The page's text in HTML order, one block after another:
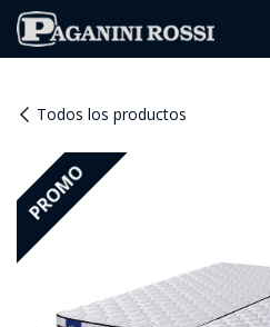
Todos los productos
PROMO